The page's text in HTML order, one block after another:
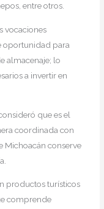
entre otros.
vocaciones
oportunidad para
almacenaje; lo
a invertir en
que es el
coordinada con
Michoacán conserve
productos turísticos
comprende